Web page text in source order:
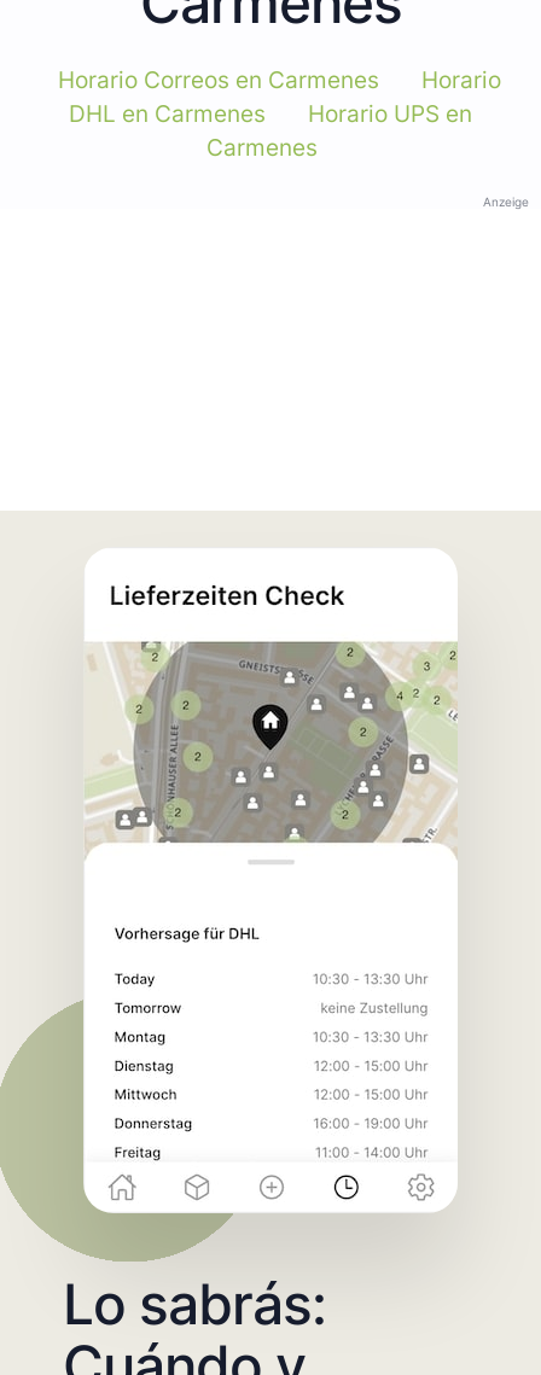
Horario Correos en Carmenes
Horario
DHL en Carmenes
Horario UPS en
Carmenes
Anzeige
Lo sabrás: